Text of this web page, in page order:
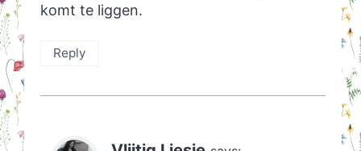
komt te liggen.
Reply